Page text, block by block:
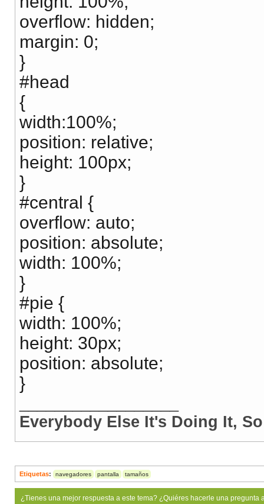
overflow: hidden;
margin: 0;
}
#head
{
width:100%;
position: relative;
height: 100px;
}
#central {
overflow: auto;
position: absolute;
width: 100%;
}
#pie {
width: 100%;
height: 30px;
position: absolute;
}
Everybody Else It's Doing It,
Etiquetas: navegadores pantalla tamaños
¿Tienes una mejor respuesta a este tema? ¿Quiéres hacerle una